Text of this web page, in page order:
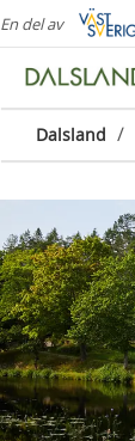
En del av
Dalsland /